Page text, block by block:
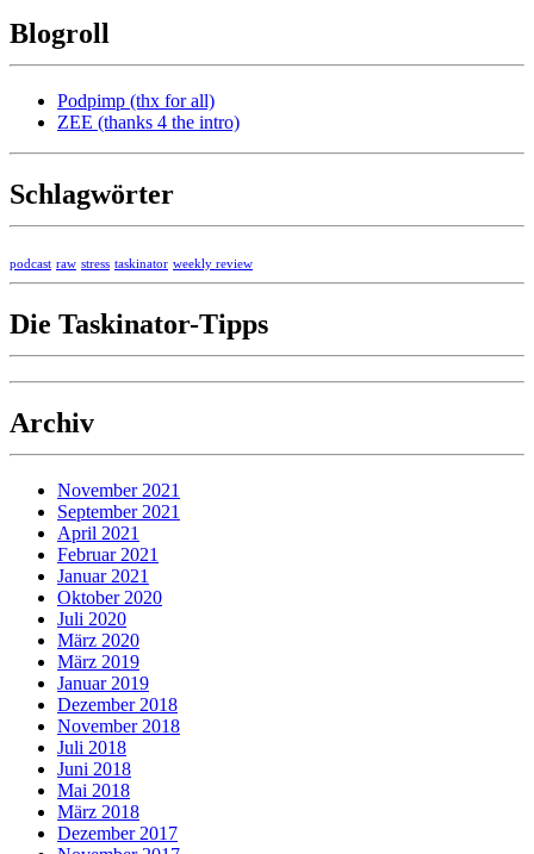
Blogroll
Podpimp (thx for all)
ZEE (thanks 4 the intro)
Schlagwörter
podcast raw stress taskinator weekly review
Die Taskinator-Tipps
Archiv
November 2021
September 2021
April 2021
Februar 2021
Januar 2021
Oktober 2020
Juli 2020
März 2020
März 2019
Januar 2019
Dezember 2018
November 2018
Juli 2018
Juni 2018
Mai 2018
März 2018
Dezember 2017